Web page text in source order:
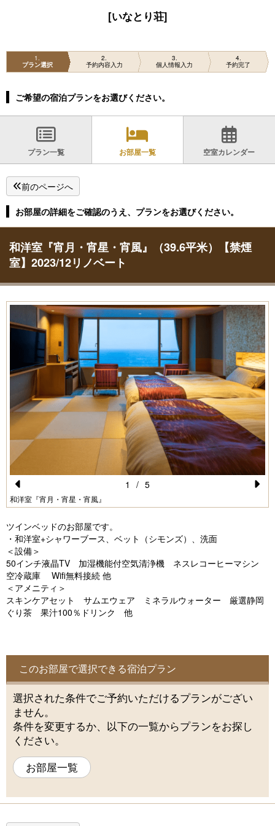
[いなとり荘]
1
プラン選択
2
予約内容入力
3
個人情報入力
4
予約完了
ご希望の宿泊プランをお選びください。
プラン一覧 お部屋一覧 空室カレンダー
前のページへ
お部屋の詳細をご確認のうえ、プランをお選びください。
和洋室『宵月・宵星・宵風』（39.6平米）【禁煙
室】2023/12リノベート
Pr
vi
o
u
s
和洋室『宵月・宵星・宵風』
1 / 5
ツインベッドのお部屋です。
・和洋室+シャワーブース、ベット（シモンズ）、洗面
＜設備＞
50インチ液晶TV 加湿機能付空気清浄機 ネスレコーヒーマシン
空冷蔵庫 Wifi無料接続 他
＜アメニティ＞
スキンケアセット サムエウェア ミネラルウォーター 厳選静岡
ぐり茶 果汁100％ドリンク 他
このお部屋で選択できる宿泊プラン
選択された条件でご予約いただけるプランがござい
ません。
条件を変更するか、以下の一覧からプランをお探し
ください。
お部屋一覧